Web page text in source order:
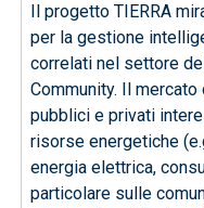
Il progetto TIERRA
per la gestione
correlati nel settore
Community. Il
pubblici e privati
risorse energetiche
energia elettrica,
particolare sulle